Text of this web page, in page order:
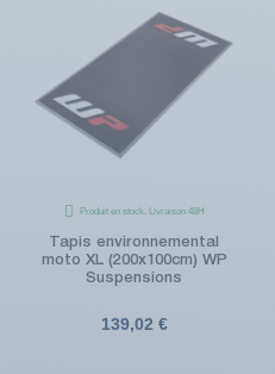
Produit en stock. Livraison 48H
Tapis environnemental
moto XL (200x100cm) WP
Suspensions
139,02 €